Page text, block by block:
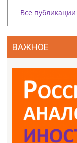
Все публикации
ВАЖНОЕ